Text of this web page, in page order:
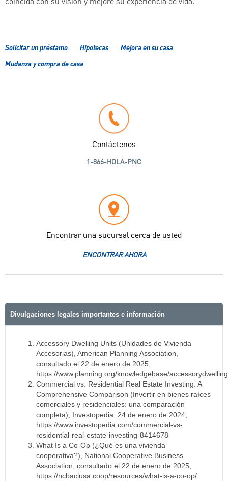
Solicitar un préstamo Hipotecas
Mejora en su casa
Mudanza y compra de casa
Contáctenos
1-866-HOLA-PNC
Encontrar una sucursal cerca de usted
ENCONTRAR AHORA
Divulgaciones legales importantes e información
Accessory Dwelling Units (Unidades de Vivienda
Accesorias), American Planning Association,
consultado el 22 de enero de 2025,
https://www.planning.org/knowledgebase/
Commercial vs. Residential Real Estate Investing: A
Comprehensive Comparison (Invertir en bienes raíces
comerciales y residenciales: una comparación
completa), Investopedia, 24 de enero de 2024,
https://www.investopedia.com/commercial-vs-
residential-real-estate-investing-8414678
What Is a Co-Op (¿Qué es una vivienda
cooperativa?), National Cooperative Business
Association, consultado el 22 de enero de 2025,
https://ncbaclusa.coop/resources/what-is-a-co-op/